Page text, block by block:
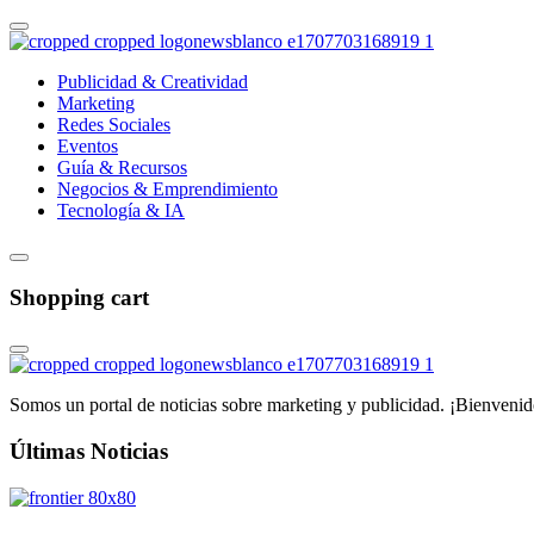
Publicidad & Creatividad
Marketing
Redes Sociales
Eventos
Guía & Recursos
Negocios & Emprendimiento
Tecnología & IA
Shopping cart
Somos un portal de noticias sobre marketing y publicidad.
Últimas Noticias